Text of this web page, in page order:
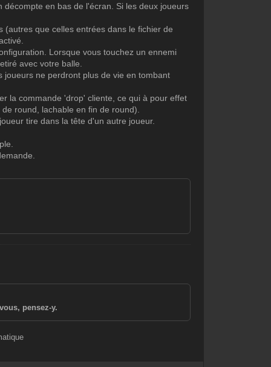
en bas de l'écran. Si les deux joueurs
que celles entrées dans le fichier de
Lorsque vous touchez un ennemi
avec votre balle.
joueurs ne perdront plus de vie en tombant
la commande 'drop' cliente, ce qui à pour effet
round, lachable en fin de round).
tire dans la tête d'un autre joueur.
pensez-y.